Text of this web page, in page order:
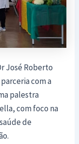
José Roberto
com a
palestra
com foco na
de